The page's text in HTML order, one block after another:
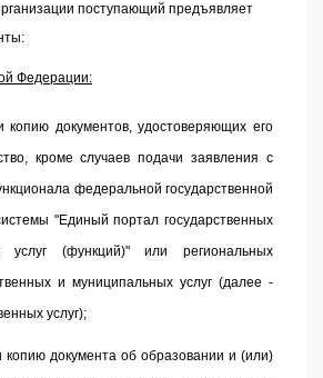
поступающий предъявляет
Федерации:
копию документов, удостоверяющих его
кроме случаев подачи заявления с
федеральной государственной
"Единый портал государственных
услуг (функций)" или региональных
и муниципальных услуг (далее -
услуг);
копию документа об образовании и (или)